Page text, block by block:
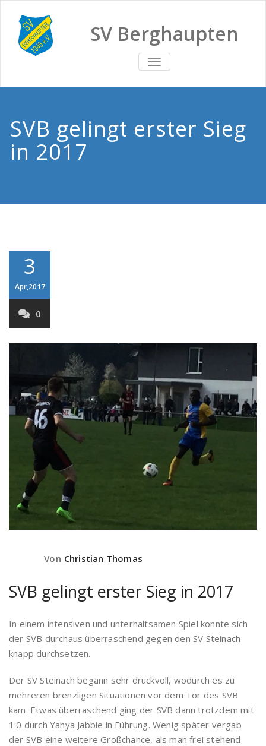
SV Berghaupten
TOGGLE
NAVIGATION
SVB gelingt erster Sieg
in 2017
3
Apr,2017
0
Von Christian Thomas
SVB gelingt erster Sieg in 2017
In einem intensiven und unterhaltsamen Spiel konnte sich
der SVB durchaus überraschend gegen den SV Steinach
knapp durchsetzen.
Der SV Steinach begann sehr druckvoll, wodurch es zu
mehreren brenzligen Situationen vor dem Tor des SVB
kam. Etwas überraschend ging der SVB dann trotzdem mit
1:0 durch Yahya Jabbie in Führung. Wenig später vergab
der SVB eine weitere Großchance, als man frei stehend